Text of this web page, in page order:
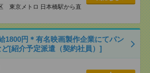
東京メトロ 日本橋駅から直
円＊有名映画製作企業にてパン
[紹介予定派遣（契約社員）]